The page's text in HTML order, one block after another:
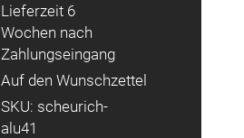
Lieferzeit 6
Wochen nach
Zahlungseingang
Auf den Wunschzettel
SKU: scheurich-
alu41